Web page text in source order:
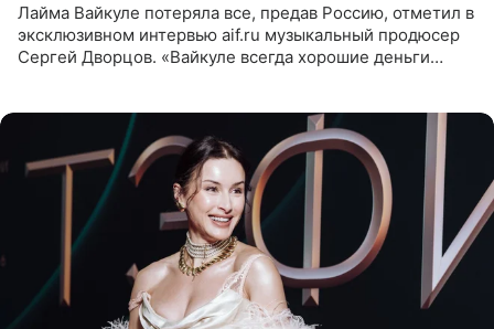
Лайма Вайкуле потеряла все, предав Россию, отметил в
эксклюзивном интервью aif.ru музыкальный продюсер
Сергей Дворцов. «Вайкуле всегда хорошие деньги